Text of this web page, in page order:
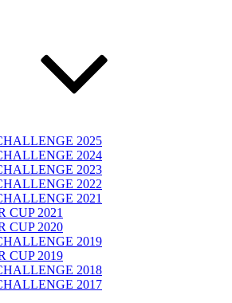
2025
2024
2023
2022
2021
CUP 2021
CUP 2020
2019
CUP 2019
2018
2017